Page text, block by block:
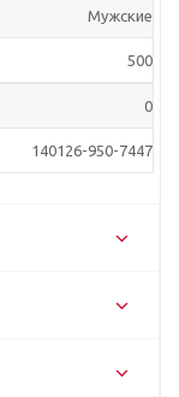
Мужские
500
0
140126-950-7447